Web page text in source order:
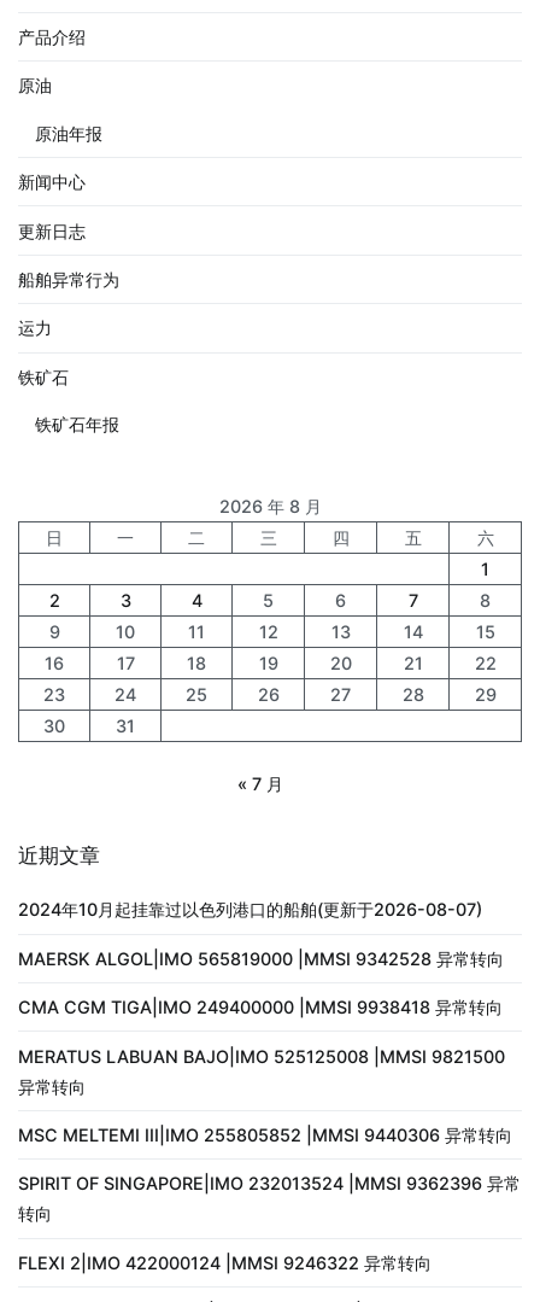
产品介绍
原油
原油年报
新闻中心
更新日志
船舶异常行为
运力
铁矿石
铁矿石年报
2026 年 8 月
日
一 二 三 四 五
六
1
2
3 4 5 6 7
8
9
10 11 12 13 14
15
16
17 18 19 20 21
22
23
24 25 26 27 28
29
30
31
« 7 月
近期文章
2024年10月起挂靠过以色列港口的船舶(更新于2026-08-07)
MAERSK ALGOL|IMO 565819000 |MMSI 9342528 异常转向
CMA CGM TIGA|IMO 249400000 |MMSI 9938418 异常转向
MERATUS LABUAN BAJO|IMO 525125008 |MMSI 9821500
异常转向
MSC MELTEMI III|IMO 255805852 |MMSI 9440306 异常转向
SPIRIT OF SINGAPORE|IMO 232013524 |MMSI 9362396 异常
转向
FLEXI 2|IMO 422000124 |MMSI 9246322 异常转向